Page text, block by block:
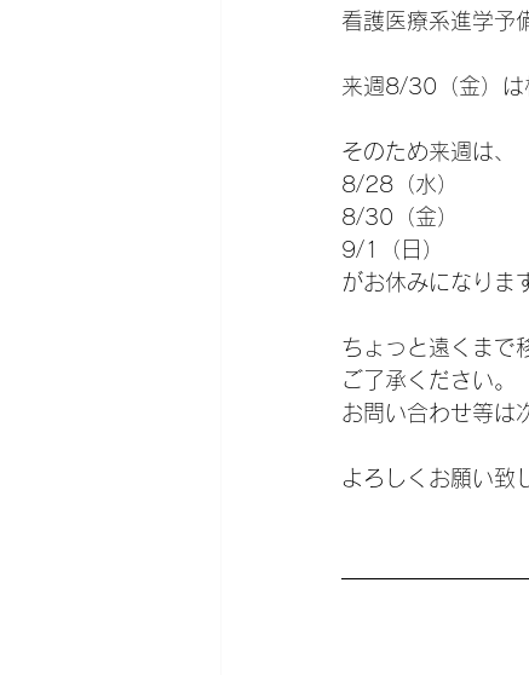
看護医療系進学予
来週8/30（金）は
そのため来週は、
8/28（水）
8/30（金）
9/1（日）
がお休みになりま
ちょっと遠くまで
ご了承ください。
お問い合わせ等は
よろしくお願い致